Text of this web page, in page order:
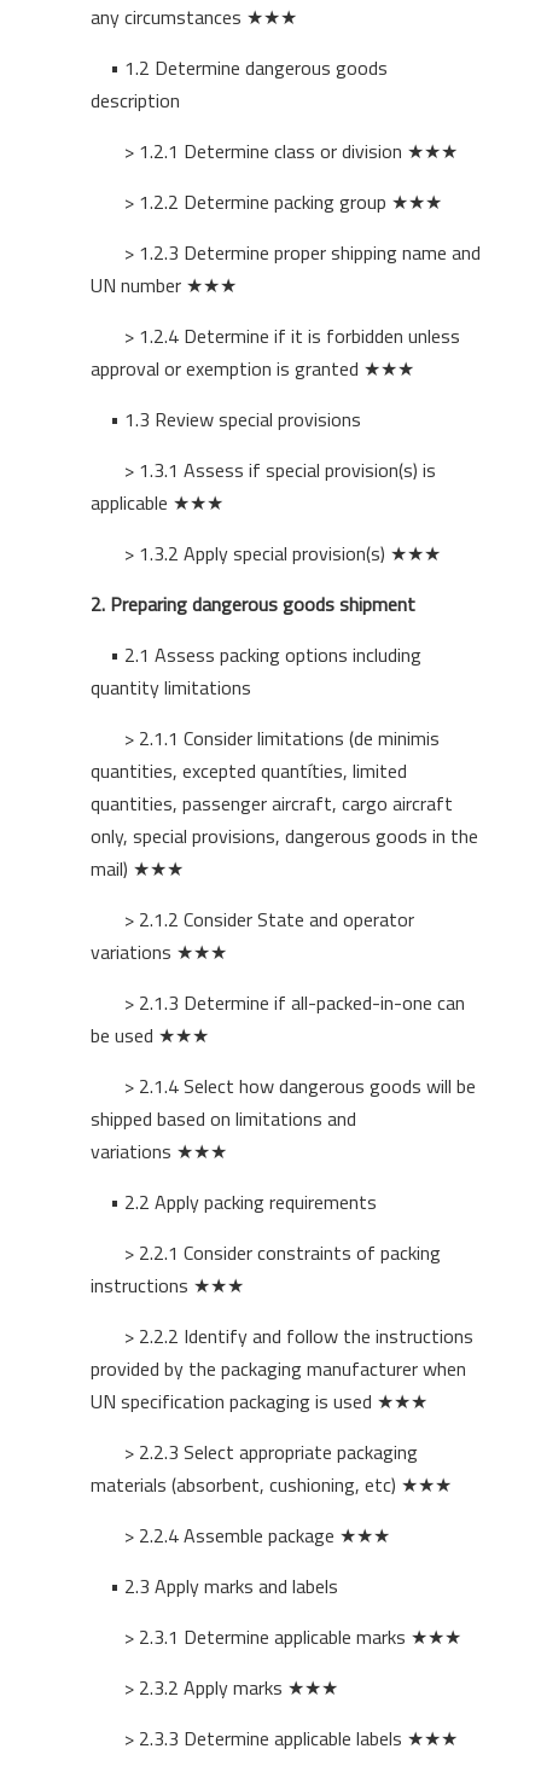
any circumstances ★★★
• 1.2 Determine dangerous goods
description
> 1.2.1 Determine class or division ★★★
> 1.2.2 Determine packing group ★★★
> 1.2.3 Determine proper shipping name and
UN number ★★★
> 1.2.4 Determine if it is forbidden unless
approval or exemption is granted ★★★
• 1.3 Review special provisions
> 1.3.1 Assess if special provision(s) is
applicable ★★★
> 1.3.2 Apply special provision(s) ★★★
2. Preparing dangerous goods shipment
• 2.1 Assess packing options including
quantity limitations
> 2.1.1 Consider limitations (de minimis
quantities, excepted quantíties, limited
quantities, passenger aircraft, cargo aircraft
only, special provisions, dangerous goods in the
mail) ★★★
> 2.1.2 Consider State and operator
variations ★★★
> 2.1.3 Determine if all-packed-in-one can
be used ★★★
> 2.1.4 Select how dangerous goods will be
shipped based on limitations and
variations ★★★
• 2.2 Apply packing requirements
> 2.2.1 Consider constraints of packing
instructions ★★★
> 2.2.2 Identify and follow the instructions
provided by the packaging manufacturer when
UN specification packaging is used ★★★
> 2.2.3 Select appropriate packaging
materials (absorbent, cushioning, etc) ★★★
> 2.2.4 Assemble package ★★★
• 2.3 Apply marks and labels
> 2.3.1 Determine applicable marks ★★★
> 2.3.2 Apply marks ★★★
> 2.3.3 Determine applicable labels ★★★